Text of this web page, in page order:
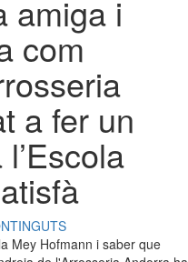
amiga i
com
a fer un